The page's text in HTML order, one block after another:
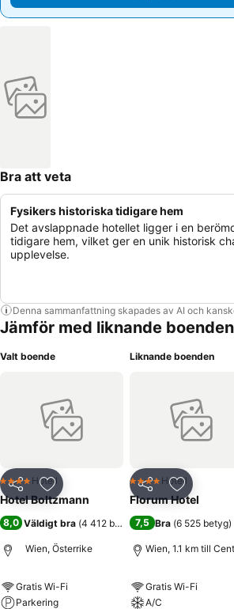
Bra att veta
Fysikers historiska tidigare hem
Det avslappnade hotellet ligger i en
tidigare hem, vilket ger en unik historisk
upplevelse.
Denna sammanfattning skapades av AI och
Jämför med liknande boenden
Valt boende
Dela Lägg till i Mina Favoriter
4 StjärnorHotell
Hotel Boltzmann
8,0 Väldigt bra (4 412 betyg )
Wien, Österrike
Gratis Wi-Fi
Parkering
Liknande boenden
Dela Lägg till i
4 StjärnorHotell
Florum Hotel
7,5 Bra (6 525 betyg)
Wien, 1.1 km till
Gratis Wi-Fi
A/C